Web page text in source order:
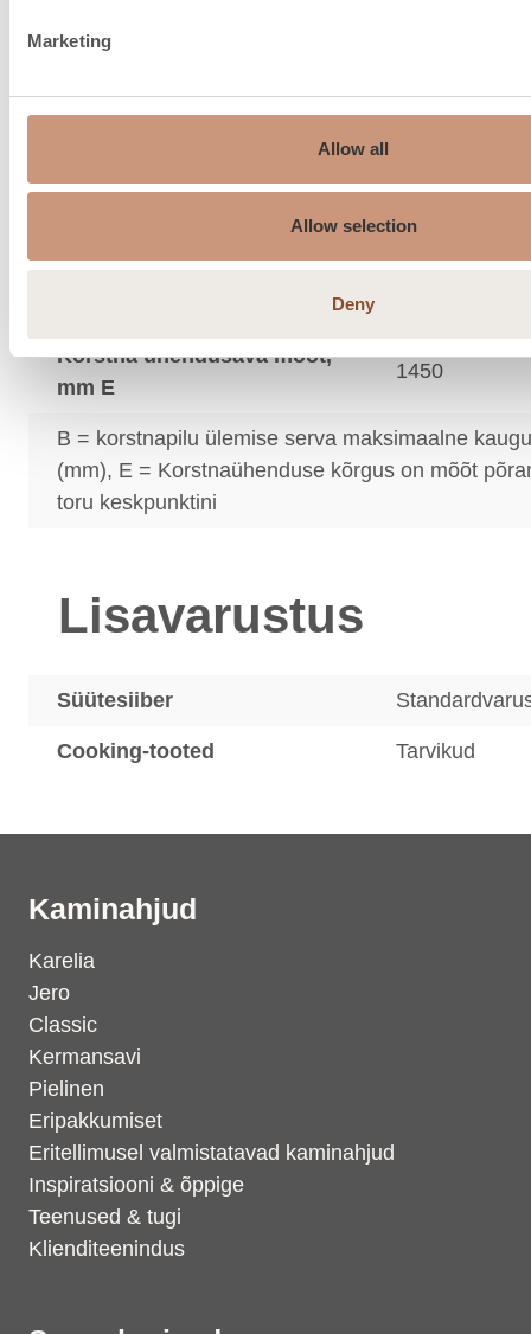
Marketing
Allow all
Allow selection
Deny
Suitsugaaside keskmine
Min. alarõhk korstnas, Pa 12
Suitsugaaside temperatuur
Korstna ühendusava mõõt,
mm E
1450
B = korstnapilu ülemise serva maksimaalne
(mm), E = Korstnaühenduse kõrgus on mõõt
toru keskpunktini
Lisavarustus
Süütesiiber
Cooking-tooted Tarvikud
Kaminahjud
Karelia
Jero
Classic
Kermansavi
Pielinen
Eripakkumiset
Eritellimusel valmistatavad kaminahjud
Inspiratsiooni & õppige
Teenused & tugi
Klienditeenindus